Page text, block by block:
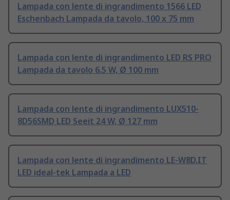
Lampada con lente di ingrandimento 1566 LED
Eschenbach Lampada da tavolo, 100 x 75 mm
Lampada con lente di ingrandimento LED RS PRO
Lampada da tavolo 6.5 W, Ø 100 mm
Lampada con lente di ingrandimento LUX510-
8D56SMD LED Seeit 24 W, Ø 127 mm
Lampada con lente di ingrandimento LE-W8D.IT
LED ideal-tek Lampada a LED